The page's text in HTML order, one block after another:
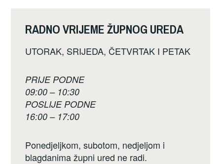
RADNO VRIJEME ŽUPNOG UREDA
UTORAK, SRIJEDA, ČETVRTAK I PETAK
PRIJE PODNE
09:00 – 10:30
POSLIJE PODNE
16:00 – 17:00
Ponedjeljkom, subotom, nedjeljom i
blagdanima župni ured ne radi.